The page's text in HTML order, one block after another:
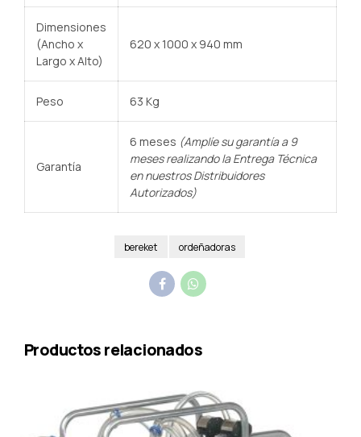
Dimensiones
(Ancho x
Largo x Alto)
620 x 1000 x 940 mm
Peso 63 Kg
Garantía
6 meses (Amplíe su garantía a 9
meses realizando la Entrega Técnica
en nuestros Distribuidores
Autorizados)
bereket ordeñadoras
Productos relacionados